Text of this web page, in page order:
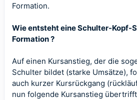
Formation.
Wie entsteht eine Schulter-Kopf-
Formation ?
Auf einen Kursanstieg, der die
Schulter bildet (starke Umsätze),
auch kurzer Kursrückgang
nun folgende Kursanstieg